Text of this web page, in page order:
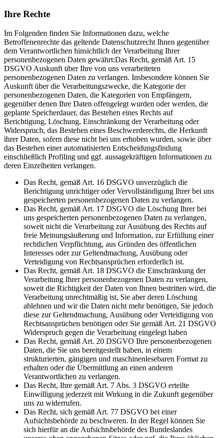
Ihre Rechte
Im Folgenden finden Sie Informationen dazu, welche
Betroffenenrechte das geltende Datenschutzrecht Ihnen gegenüber
dem Verantwortlichen hinsichtlich der Verarbeitung Ihrer
personenbezogenen Daten gewährt:Das Recht, gemäß Art. 15
DSGVO Auskunft über Ihre von uns verarbeiteten
personenbezogenen Daten zu verlangen. Insbesondere können Sie
Auskunft über die Verarbeitungszwecke, die Kategorie der
personenbezogenen Daten, die Kategorien von Empfängern,
gegenüber denen Ihre Daten offengelegt wurden oder werden, die
geplante Speicherdauer, das Bestehen eines Rechts auf
Berichtigung, Löschung, Einschränkung der Verarbeitung oder
Widerspruch, das Bestehen eines Beschwerderechts, die Herkunft
ihrer Daten, sofern diese nicht bei uns erhoben wurden, sowie über
das Bestehen einer automatisierten Entscheidungsfindung
einschließlich Profiling und ggf. aussagekräftigen Informationen zu
deren Einzelheiten verlangen.
Das Recht, gemäß Art. 16 DSGVO unverzüglich die
Berichtigung unrichtiger oder Vervollständigung Ihrer bei uns
gespeicherten personenbezogenen Daten zu verlangen.
Das Recht, gemäß Art. 17 DSGVO die Löschung Ihrer bei
uns gespeicherten personenbezogenen Daten zu verlangen,
soweit nicht die Verarbeitung zur Ausübung des Rechts auf
freie Meinungsäußerung und Information, zur Erfüllung einer
rechtlichen Verpflichtung, aus Gründen des öffentlichen
Interesses oder zur Geltendmachung, Ausübung oder
Verteidigung von Rechtsansprüchen erforderlich ist.
Das Recht, gemäß Art. 18 DSGVO die Einschränkung der
Verarbeitung Ihrer personenbezogenen Daten zu verlangen,
soweit die Richtigkeit der Daten von Ihnen bestritten wird, die
Verarbeitung unrechtmäßig ist, Sie aber deren Löschung
ablehnen und wir die Daten nicht mehr benötigen, Sie jedoch
diese zur Geltendmachung, Ausübung oder Verteidigung von
Rechtsansprüchen benötigen oder Sie gemäß Art. 21 DSGVO
Widerspruch gegen die Verarbeitung eingelegt haben
Das Recht, gemäß Art. 20 DSGVO Ihre personenbezogenen
Daten, die Sie uns bereitgestellt haben, in einem
strukturierten, gängigen und maschinenlesebaren Format zu
erhalten oder die Übermittlung an einen anderen
Verantwortlichen zu verlangen.
Das Recht, Ihre gemäß Art. 7 Abs. 3 DSGVO erteilte
Einwilligung jederzeit mit Wirkung in die Zukunft gegenüber
uns zu widerrufen.
Das Recht, sich gemäß Art. 77 DSGVO bei einer
Aufsichtsbehörde zu beschweren. In der Regel können Sie
sich hierfür an die Aufsichtsbehörde des Bundeslandes